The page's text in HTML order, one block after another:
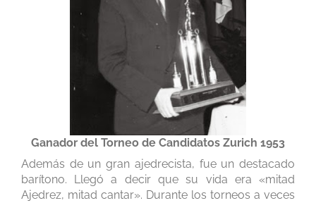
Ganador del Torneo de Candidatos Zurich 1953
Además de un gran ajedrecista, fue un destacado
barítono. Llegó a decir que su vida era «mitad
Ajedrez, mitad cantar». Durante los torneos a veces